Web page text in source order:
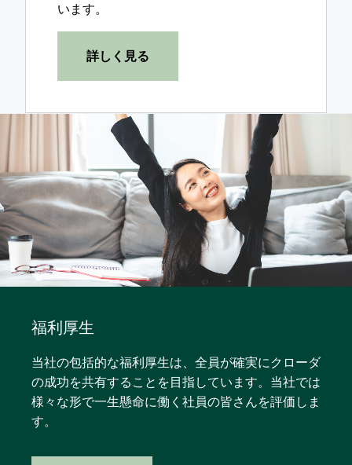
います。
詳しく見る
福利厚生
当社の包括的な福利厚生は、全員が確実にクローダ
の成功を共有することを目指しています。当社では
様々な形で一生懸命に働く社員の皆さんを評価しま
す。